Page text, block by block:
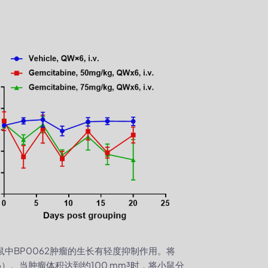
中BP0062肿瘤的生长有轻度抑制作用。将
。当肿瘤体积达到约100 mm³时，将小鼠分